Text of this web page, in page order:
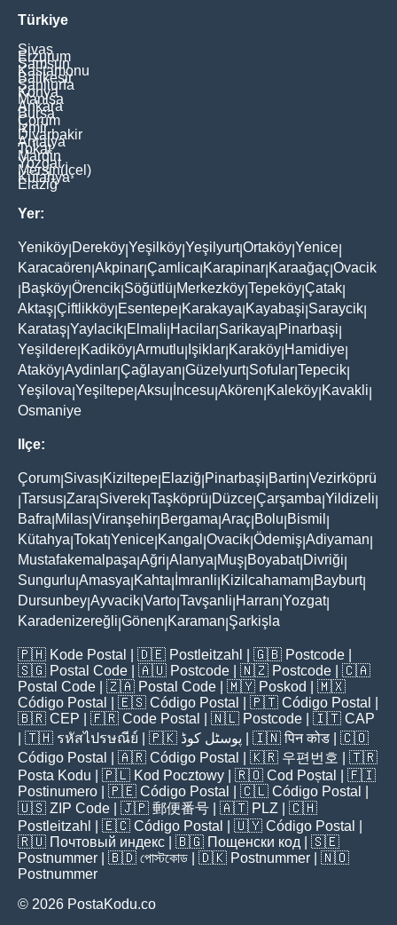
Türkiye
Sivas
Erzurum
Samsun
Kastamonu
Balikesir
Şanliurfa
Konya
Manisa
Ankara
Bursa
Çorum
İzmir
Diyarbakir
Antalya
Tokat
Mardin
Yozgat
Mersin(İçel)
Kütahya
Elaziğ
Yer:
Yeniköy Dereköy Yeşilköy Yeşilyurt|Ortaköy Yenice
Karacaören Akpinar Çamlica Karapinar Karaağaç Ovacik
Başköy Örencik Söğütlü Merkezköy Tepeköy Çatak
Aktaş Çiftlikköy Esentepe Karakaya Kayabaşi Saraycik
Karataş Yaylacik Elmali Hacilar Sarikaya Pinarbaşi
Yeşildere Kadiköy Armutlu Işiklar Karaköy Hamidiye
Ataköy Aydinlar Çağlayan Güzelyurt| Sofular Tepecik
Yeşilova Yeşiltepe Aksu İncesu Akören Kaleköy Kavakli
Osmaniye
Ilçe:
Çorum Sivas Kiziltepe Elaziğ Pinarbaşi Bartin Vezirköprü
Tarsus Zara Siverek Taşköprü Düzce Çarşamba Yildizeli
Bafra Milas Viranşehir Bergama Araç Bolu Bismil
Kütahya Tokat|Yenice Kangal Ovacik Ödemiş Adiyaman
Mustafakemalpaşa Ağri Alanya Muş Boyabat| Divriği
Sungurlu Amasya Kahta İmranli Kizilcahamam Bayburt|
Dursunbey Ayvacik Varto Tavşanli Harran Yozgat|
Karadenizereğli Gönen Karaman Şarkişla
🇵🇭 Kode Postal | 🇩🇪 Postleitzahl | 🇬🇧 Postcode
🇸🇬 Postal Code | 🇦🇺 Postcode | 🇳🇿 Postcode | 🇨🇦
Postal Code | 🇿🇦 Postal Code | 🇲🇾 Poskod
| 🇲🇽
Código Postal
| 🇪🇸 Código Postal | 🇵🇹 Código Postal
🇧🇷 CEP | 🇫🇷 Code Postal | 🇳🇱 Postcode | 🇮🇹 CAP
| 🇹🇭 รหัสไปรษณีย์ | 🇵🇰 پوسٹل کوڈ | 🇮🇳पिन कोड | 🇨🇴
Código Postal
| 🇦🇷 Código Postal | 🇰🇷 우편번호
| 🇹🇷
Posta Kodu | 🇵🇱 Kod Pocztowy | 🇷🇴 Cod Poștal
| 🇫🇮
Postinumero | 🇵🇪 Código Postal | 🇨🇱 Código Postal
🇺🇸 ZIP Code | 🇯🇵 郵便番号 | 🇦🇹 PLZ | 🇨🇭
Postleitzahl
| 🇪🇨 Código Postal | 🇺🇾 Código Postal
🇷🇺 Почтовый индекс | 🇧🇬 Пощенски код | 🇸🇪
Postnummer | 🇧🇩 পোস্টকোড | 🇩🇰 Postnummer | 🇳🇴
Postnummer
© 2026 PostaKodu.co